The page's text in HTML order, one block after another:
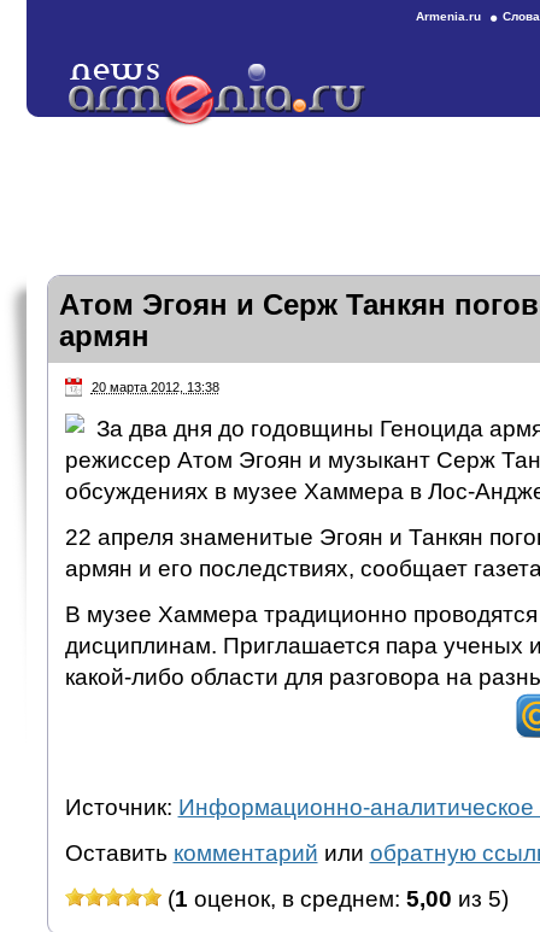
Armenia.ru
Атом Эгоян и Серж Танкян
армян
20 марта 2012, 13:38
За два дня до годовщины Геноцида
режиссер Атом Эгоян и музыкант Серж
обсуждениях в музее Хаммера в Лос-
22 апреля знаменитые Эгоян и Танкян
армян и его последствиях, сообщает
В музее Хаммера традиционно
дисциплинам. Приглашается пара ученых
какой-либо области для разговора на
Источник: Информационно-аналитическое
Оставить комментарий или обратную
(1 оценок, в среднем: 5,00 из 5)